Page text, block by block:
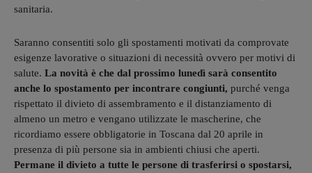
sanitaria.
Saranno consentiti solo gli spostamenti motivati da comprovate
esigenze lavorative o situazioni di necessità ovvero per motivi di
salute. La novità è che dal prossimo lunedì sarà consentito
anche lo spostamento per incontrare congiunti, purché venga
rispettato il divieto di assembramento e il distanziamento di
almeno un metro e vengano utilizzate le mascherine, che
ricordiamo essere obbligatorie in Toscana dal 20 aprile in
presenza di più persone sia in ambienti chiusi che aperti.
Permane il divieto a tutte le persone di trasferirsi o spostarsi,